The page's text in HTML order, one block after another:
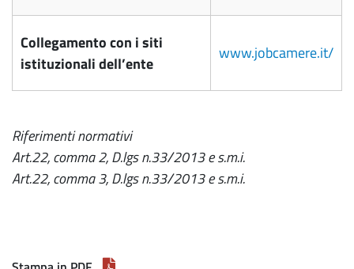
Collegamento con i siti
istituzionali dell’ente
www.jobcamere.it/
Riferimenti normativi
Art.22, comma 2, D.lgs n.33/2013 e s.m.i.
Art.22, comma 3, D.lgs n.33/2013 e s.m.i.